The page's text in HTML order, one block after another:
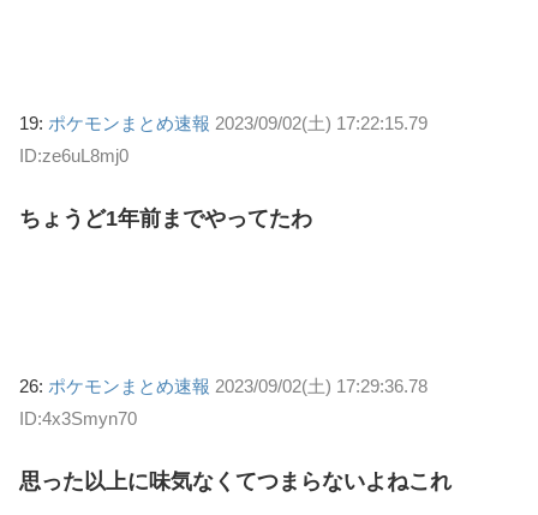
19: ポケモンまとめ速報 2023/09/02(土) 17:22:15.79
ID:ze6uL8mj0
ちょうど1年前までやってたわ
26: ポケモンまとめ速報 2023/09/02(土) 17:29:36.78
ID:4x3Smyn70
思った以上に味気なくてつまらないよねこれ